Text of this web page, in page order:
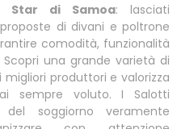
Star di Samoa: lasciati
di divani e poltrone
comodità, funzionalità
una grande varietà di
produttori e valorizza
sempre voluto. I Salotti
del soggiorno veramente